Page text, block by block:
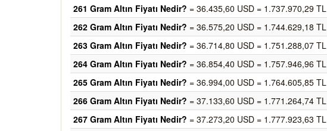
261 Gram Altın Fiyatı Nedir? = 36.435,60 USD = 1.737.970,29 TL
262 Gram Altın Fiyatı Nedir? = 36.575,20 USD = 1.744.629,18 TL
263 Gram Altın Fiyatı Nedir? = 36.714,80 USD = 1.751.288,07 TL
264 Gram Altın Fiyatı Nedir? = 36.854,40 USD = 1.757.946,96 TL
265 Gram Altın Fiyatı Nedir? = 36.994,00 USD = 1.764.605,85 TL
266 Gram Altın Fiyatı Nedir? = 37.133,60 USD = 1.771.264,74 TL
267 Gram Altın Fiyatı Nedir? = 37.273,20 USD = 1.777.923,63 TL